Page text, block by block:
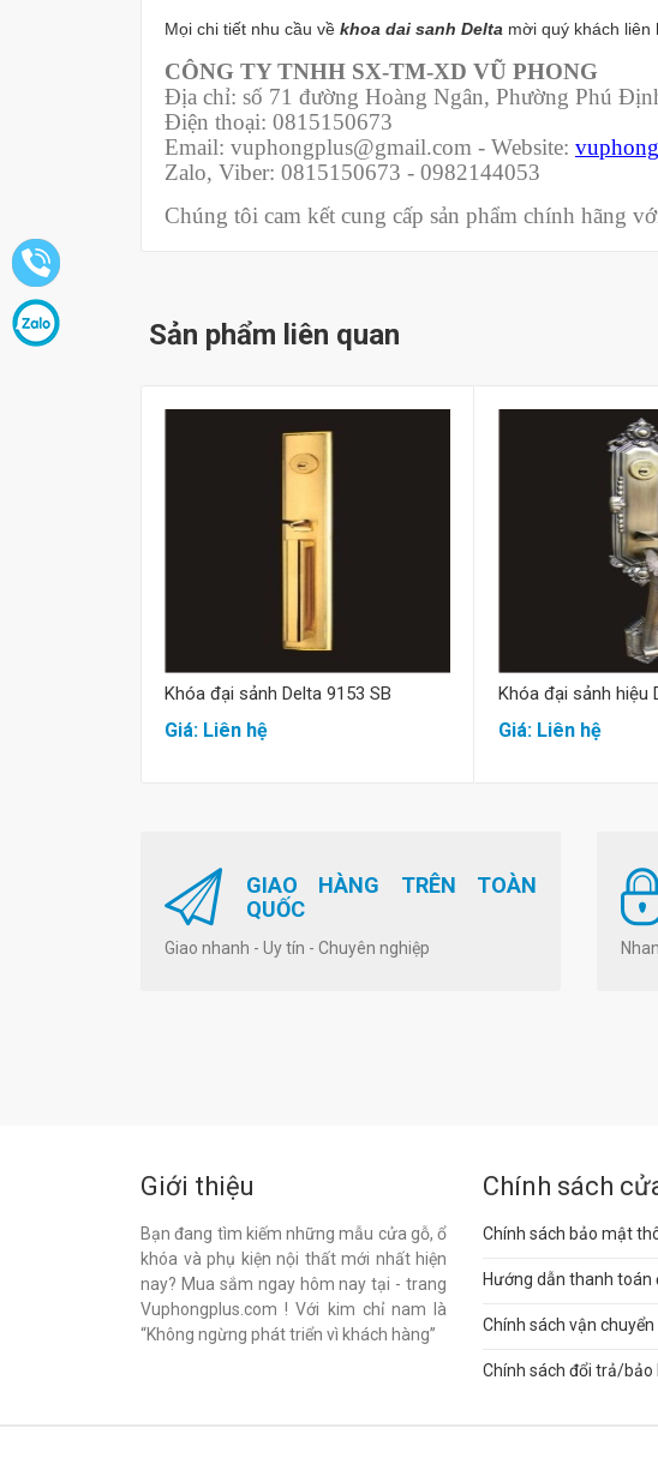
Mọi chi tiết nhu cầu về khoa dai sanh Delta mời quý khách liên
CÔNG TY TNHH SX-TM-XD VŨ PHONG
Địa chỉ: số 71 đường Hoàng Ngân, Phường Phú
Điện thoại: 0815150673
Email: vuphongplus@gmail.com - Website:
Zalo, Viber: 0815150673 - 0982144053
Chúng tôi cam kết cung cấp sản phẩm chính hãng
Sản phẩm liên quan
Mua hàng
Khóa đại sảnh Delta 9153 SB
Giá: Liên hệ
Mua
Khóa đại sảnh hiệu
Giá: Liên hệ
GIAO HÀNG TRÊN TOÀN
QUỐC
Giao nhanh - Uy tín - Chuyên nghiệp
Giới thiệu
Bạn đang tìm kiếm những mẫu cửa gỗ, ổ
khóa và phụ kiện nội thất mới nhất hiện
nay? Mua sắm ngay hôm nay tại - trang
Vuphongplus.com ! Với kim chỉ nam là
“Không ngừng phát triển vì khách hàng”
Chính sách
Chính sách bảo mật
Hướng dẫn thanh toán
Chính sách vận
Chính sách đổi trả/bảo